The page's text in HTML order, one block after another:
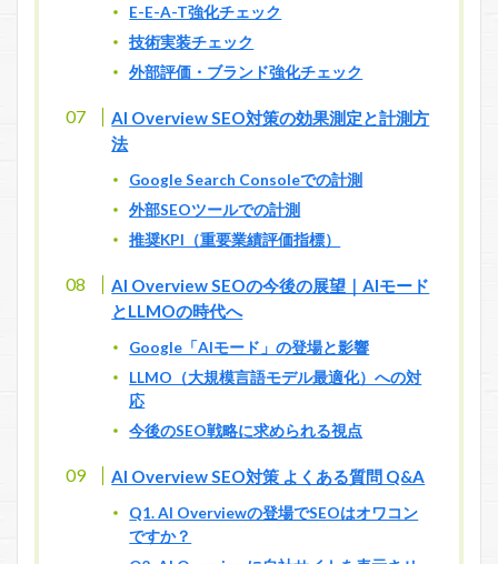
E-E-A-T強化チェック
技術実装チェック
外部評価・ブランド強化チェック
AI Overview SEO対策の効果測定と計測方
法
Google Search Consoleでの計測
外部SEOツールでの計測
推奨KPI（重要業績評価指標）
AI Overview SEOの今後の展望｜AIモード
とLLMOの時代へ
Google「AIモード」の登場と影響
LLMO（大規模言語モデル最適化）への対
応
今後のSEO戦略に求められる視点
AI Overview SEO対策 よくある質問 Q&A
Q1. AI Overviewの登場でSEOはオワコン
ですか？